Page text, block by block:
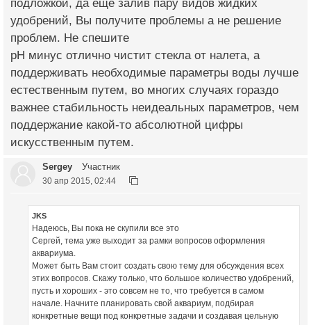
подложкой, да еще залив пару видов жидких
удобрений, Вы получите проблемы а не решение
проблем. Не спешите
pH минус отлично чистит стекла от налета, а
поддерживать необходимые параметры воды лучше
естественным путем, во многих случаях гораздо
важнее стабильность неидеальных параметров, чем
поддержание какой-то абсолютной цифры
искусственным путем.
Sergey Участник
30 апр 2015, 02:44
JKS
Надеюсь, Вы пока не скупили все это
Сергей, тема уже выходит за рамки вопросов оформления
аквариума.
Может быть Вам стоит создать свою тему для обсуждения всех
этих вопросов. Скажу только, что большое количество удобрений,
пусть и хороших - это совсем не то, что требуется в самом
начале. Начните планировать свой аквариум, подбирая
конкретные вещи под конкретные задачи и создавая цельную